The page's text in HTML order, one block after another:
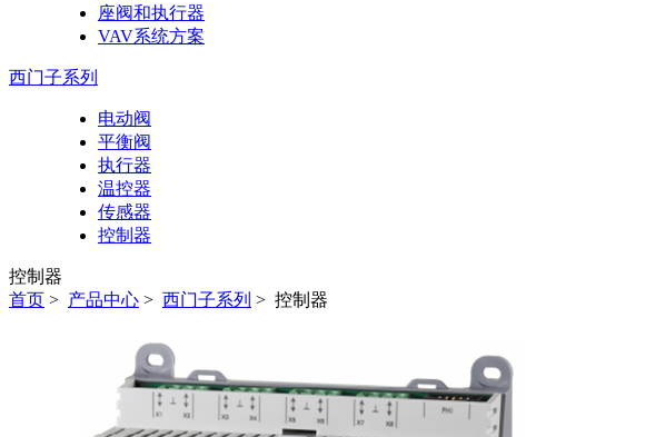
座阀和执行器
VAV系统方案
西门子系列
电动阀
平衡阀
执行器
温控器
传感器
控制器
控制器
首页 > 产品中心 > 西门子系列 > 控制器